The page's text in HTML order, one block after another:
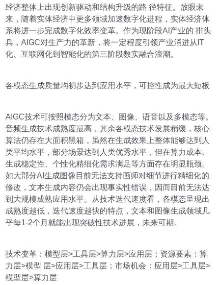
经济整体上出现创新驱动和结构升级的路 径特征。放眼未
来，随着实体经济中更多领域加速数字化进程，实体经济体
系将进一步完成数字化效率变革。作为现阶段AI产业的 排头
兵，AIGC对生产力的革新，将一定程度引领产业涌进从IT
化、互联网化到智能化的第三阶段数实融合浪潮。
各模态生成质量均初步达到应用水平，可控性成为最大短板
AIGC技术可按照模态分为文本、图像、语音以及多模态等。
音频生成技术成熟度最高，其余各模态技术发展稍缓，核心
算法仍存在大面积黑箱，虽然在生成效果上整体能够达到人
类平均水平，部分场景达到人类优秀水平，但在算力成本、
生成稳定性、个性化精细化需求满足等方面存在明显瓶颈。
如大部分AI生成图像目前无法支持画师对细节进行精细化的
修改，文本生成内容仍会出现事实性错误，因而目前无法达
到大规模成熟应用水平。从技术迭代速度看，各模态呈现出
成熟度越低，迭代速度越快的特点，文本和图像生成领域几
乎每1-2个月就能出现突破性技术进展，未来可期。
技术变革：模型层>工具层>算力层>应用层；资源要素：算
力层>模型 层>应用层>工具层；市场机会：应用层>工具层>
模型层>算力层